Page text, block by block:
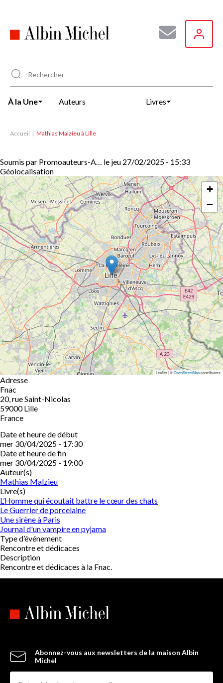
principal
À la Une Auteurs Livres
Accueil Mathias Malzieu à Lille
Soumis par Promoauteurs-A… le jeu 27/02/2025 - 15:33
Géolocalisation
+
−
Leaflet | ©OpenStreetMapcontributors
Adresse
Fnac
20, rue Saint-Nicolas
59000 Lille
France
Date et heure de début
mer 30/04/2025 - 17:30
Date et heure de fin
mer 30/04/2025 - 19:00
Auteur(s)
Mathias Malzieu
Livre(s)
L’Homme qui écoutait battre le cœur des chats
Le Guerrier de porcelaine
Une sirène à Paris
Journal d'un vampire en pyjama
Type d’événement
Rencontre et dédicaces
Description
Rencontre et dédicaces à la Fnac.
Abonnez-vous aux newsletters de la maison Albin
Michel